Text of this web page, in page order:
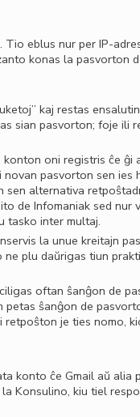
eblus nur per IP-
konas la pasvorton
kaj restas
sian pasvorton; foje ili
oni registris ĉe ĝi
pasvorton sen ies
alternativa
de Infomaniak sed nur
tasko inter multaj.
la unue kreitajn
plu daŭrigas tiun
oftan ŝanĝon de
ŝanĝon de
retpoŝton je ties nomo,
konto ĉe Gmail aŭ alia
Konsulino, kiu tiel